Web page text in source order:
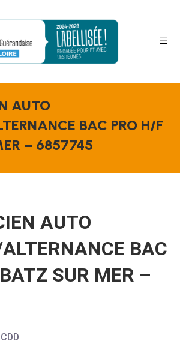
AUTO
BAC PRO H/F
– 6857745
AUTO
BAC
SUR MER –
CDD